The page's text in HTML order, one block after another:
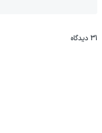
31 دیدگاه